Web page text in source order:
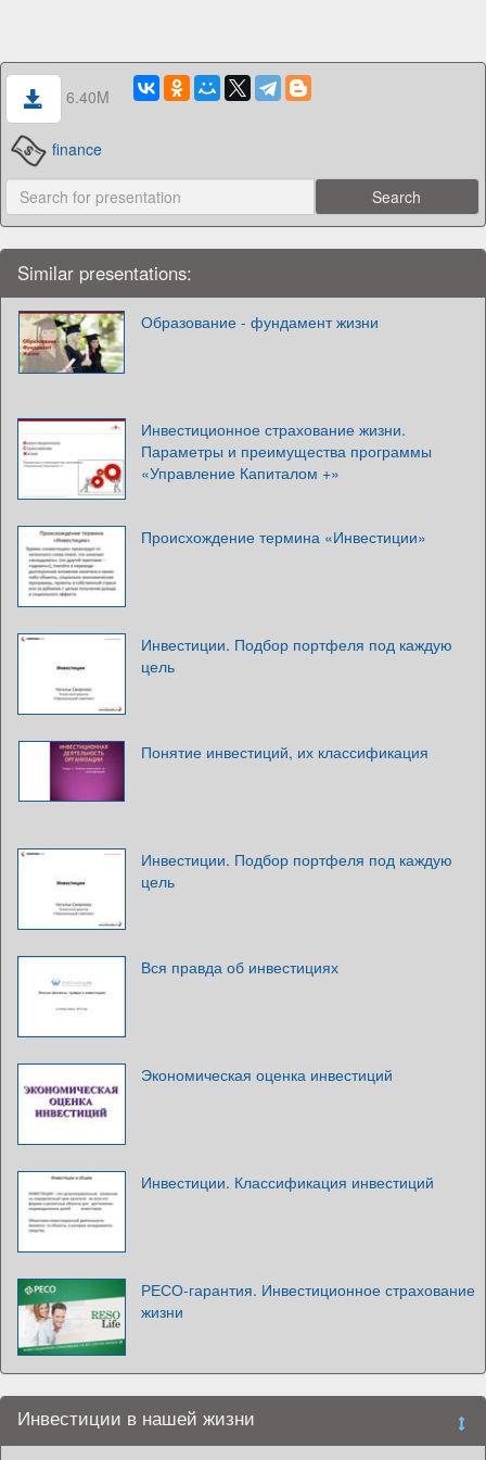
6.40M
finance
Similar presentations:
Образование - фундамент жизни
Инвестиционное страхование жизни.
Параметры и преимущества программы
«Управление Капиталом +»
Происхождение термина «Инвестиции»
Инвестиции. Подбор портфеля под каждую
цель
Понятие инвестиций, их классификация
Инвестиции. Подбор портфеля под каждую
цель
Вся правда об инвестициях
Экономическая оценка инвестиций
Инвестиции. Классификация инвестиций
РЕСО-гарантия. Инвестиционное страхование
жизни
Инвестиции в нашей жизни